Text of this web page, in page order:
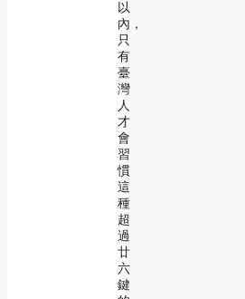
以
內，
只
有
臺
灣
人
才
會
習
慣
這
種
超
過
廿
六
鍵